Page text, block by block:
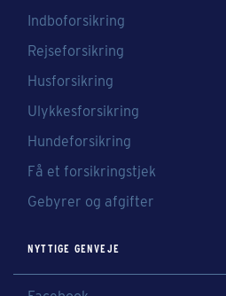
Indboforsikring
Rejseforsikring
Husforsikring
Ulykkesforsikring
Hundeforsikring
Få et forsikringstjek
Gebyrer og afgifter
NYTTIGE GENVEJE